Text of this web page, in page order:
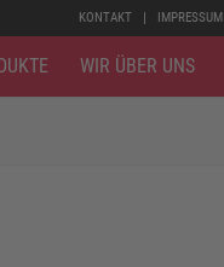
KONTAKT IMPRESSUM
WIR ÜBER UNS